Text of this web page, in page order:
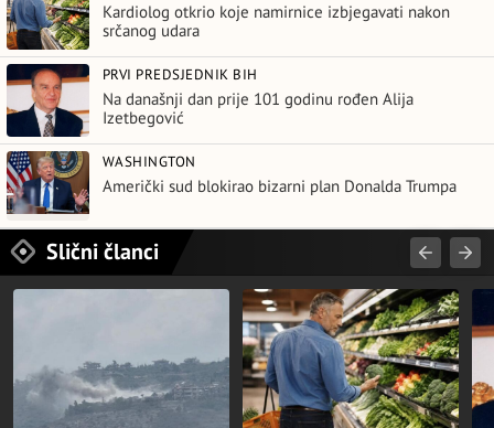
Kardiolog otkrio koje namirnice izbjegavati nakon
srčanog udara
PRVI PREDSJEDNIK BIH
Na današnji dan prije 101 godinu rođen Alija
Izetbegović
WASHINGTON
Američki sud blokirao bizarni plan Donalda Trumpa
Slični članci